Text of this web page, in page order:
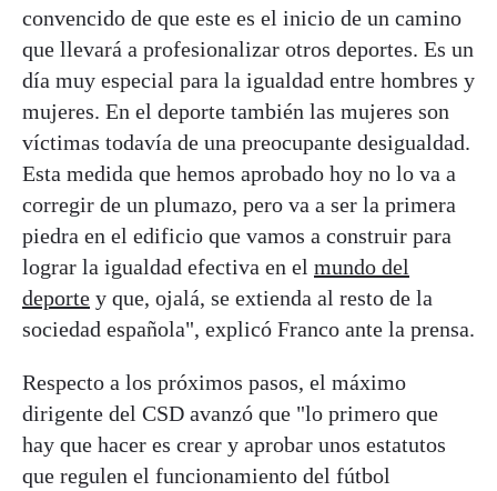
convencido de que este es el inicio de un camino
que llevará a profesionalizar otros deportes. Es un
día muy especial para la igualdad entre hombres y
mujeres. En el deporte también las mujeres son
víctimas todavía de una preocupante desigualdad.
Esta medida que hemos aprobado hoy no lo va a
corregir de un plumazo, pero va a ser la primera
piedra en el edificio que vamos a construir para
lograr la igualdad efectiva en el mundo del
deporte y que, ojalá, se extienda al resto de la
sociedad española", explicó Franco ante la prensa.
Respecto a los próximos pasos, el máximo
dirigente del CSD avanzó que "lo primero que
hay que hacer es crear y aprobar unos estatutos
que regulen el funcionamiento del fútbol